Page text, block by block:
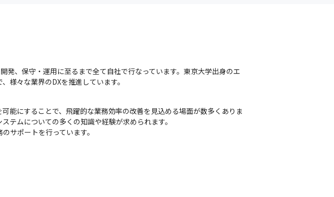
、保守・運用に至るまで全て自社で行なっています。東京大学出身のエ
様々な業界のDXを推進しています。
能にすることで、飛躍的な業務効率の改善を見込める場面が数多くありま
テムについての多くの知識や経験が求められます。
サポートを行っています。